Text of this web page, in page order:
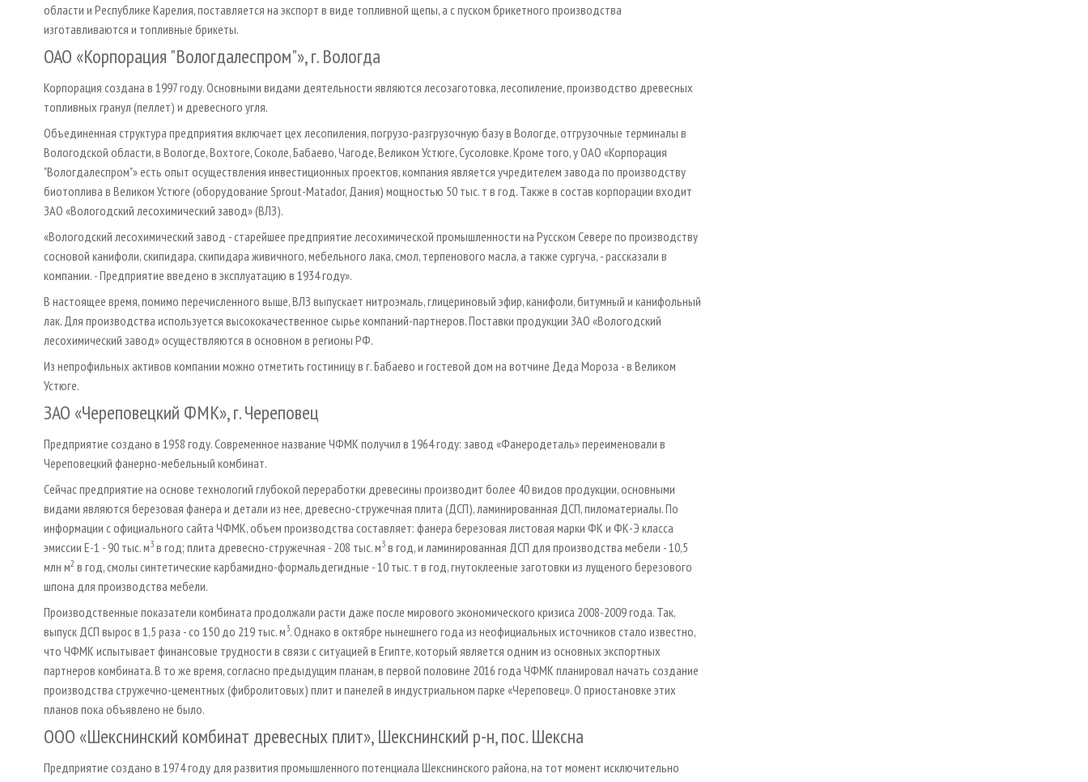
области и Республике Карелия, поставляется на экспорт в виде топливной щепы, а с пуском брикетного производства
изготавливаются и топливные брикеты.
ОАО «Корпорация "Вологдалеспром"», г. Вологда
Корпорация создана в 1997 году. Основными видами деятельности являются лесозаготовка, лесопиление, производство древесных
топливных гранул (пеллет) и древесного угля.
Объединенная структура предприятия включает цех лесопиления, погрузо-разгрузочную базу в Вологде, отгрузочные терминалы в
Вологодской области, в Вологде, Вохтоге, Соколе, Бабаево, Чагоде, Великом Устюге, Сусоловке. Кроме того, у ОАО «Корпорация
"Вологдалеспром"» есть опыт осуществления инвестиционных проектов, компания является учредителем завода по производству
биотоплива в Великом Устюге (оборудование Sprout-Matador, Дания) мощностью 50 тыс. т в год. Также в состав корпорации входит
ЗАО «Вологодский лесохимический завод» (ВЛЗ).
«Вологодский лесохимический завод - старейшее предприятие лесохимической промышленности на Русском Севере по производству
сосновой канифоли, скипидара, скипидара живичного, мебельного лака, смол, терпенового масла, а также сургуча, - рассказали в
компании. - Предприятие введено в эксплуатацию в 1934 году».
В настоящее время, помимо перечисленного выше, ВЛЗ выпускает нитроэмаль, глицериновый эфир, канифоли, битумный и канифольный
лак. Для производства используется высококачественное сырье компаний-партнеров. Поставки продукции ЗАО «Вологодский
лесохимический завод» осуществляются в основном в регионы РФ.
Из непрофильных активов компании можно отметить гостиницу в г. Бабаево и гостевой дом на вотчине Деда Мороза - в Великом
Устюге.
ЗАО «Череповецкий ФМК», г. Череповец
Предприятие создано в 1958 году. Современное название ЧФМК получил в 1964 году: завод «Фанеродеталь» переименовали в
Череповецкий фанерно-мебельный комбинат.
Сейчас предприятие на основе технологий глубокой переработки древесины производит более 40 видов продукции, основными
видами являются березовая фанера и детали из нее, древесно-стружечная плита (ДСП), ламинированная ДСП, пиломатериалы. По
информации с официального сайта ЧФМК, объем производства составляет: фанера березовая листовая марки ФК и ФК-Э класса
эмиссии Е-1 - 90 тыс. м3 в год; плита древесно-стружечная - 208 тыс. м3 в год, и ламинированная ДСП для производства мебели - 10,5
млн м2 в год, смолы синтетические карбамидно-формальдегидные - 10 тыс. т в год, гнутоклееные заготовки из лущеного березового
шпона для производства мебели.
Производственные показатели комбината продолжали расти даже после мирового экономического кризиса 2008-2009 года. Так,
выпуск ДСП вырос в 1,5 раза - со 150 до 219 тыс. м3. Однако в октябре нынешнего года из неофициальных источников стало известно,
что ЧФМК испытывает финансовые трудности в связи с ситуацией в Египте, который является одним из основных экспортных
партнеров комбината. В то же время, согласно предыдущим планам, в первой половине 2016 года ЧФМК планировал начать создание
производства стружечно-цементных (фибролитовых) плит и панелей в индустриальном парке «Череповец». О приостановке этих
планов пока объявлено не было.
ООО «Шекснинский комбинат древесных плит», Шекснинский р-н, пос. Шексна
Предприятие создано в 1974 году для развития промышленного потенциала Шекснинского района, на тот момент исключительно